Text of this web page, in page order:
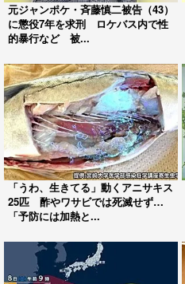
元ジャンポケ・斉藤慎二被告（43）
に懲役7年を求刑 ロケバス内で性
的暴行など 被...
「うわ、生きてる」動くアニサキス
25匹 酢やワサビでは死滅せず…
「予防には加熱と...